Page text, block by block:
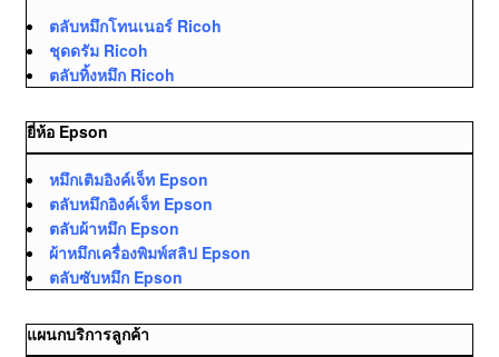
ตลับหมึกโทนเนอร์ Ricoh
ชุดดรัม Ricoh
ตลับทิ้งหมึก Ricoh
ยี่ห้อ Epson
หมึกเติมอิงค์เจ็ท Epson
ตลับหมึกอิงค์เจ็ท Epson
ตลับผ้าหมึก Epson
ผ้าหมึกเครื่องพิมพ์สลิป Epson
ตลับซับหมึก Epson
แผนกบริการลูกค้า